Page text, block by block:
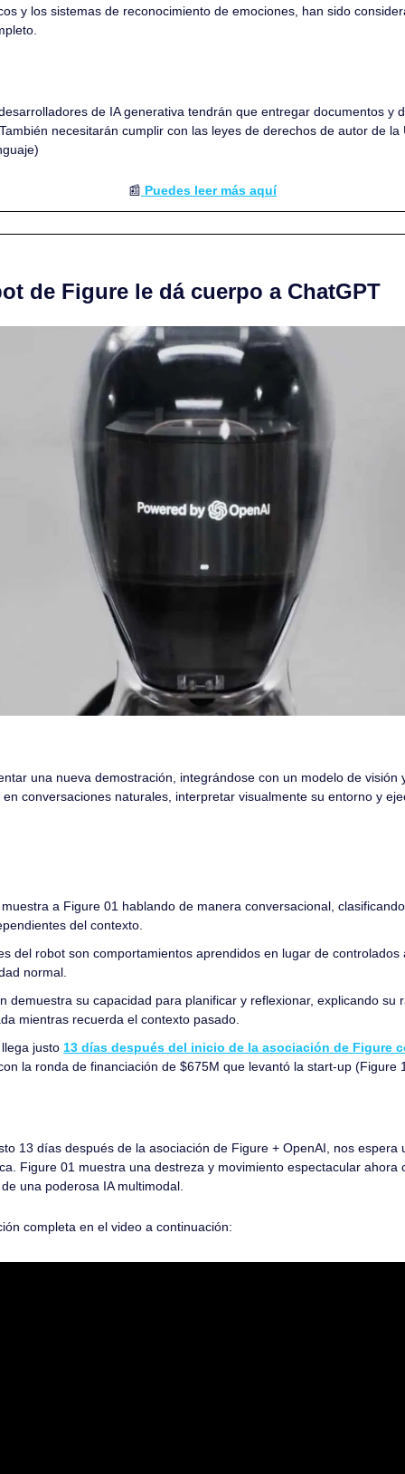
y los sistemas de reconocimiento de emociones, han sido
de IA generativa tendrán que entregar documentos y
necesitarán cumplir con las leyes de derechos de autor de
📰 Puedes leer más aquí
de Figure le dá cuerpo a ChatGPT
una nueva demostración, integrándose con un modelo de visión
conversaciones naturales, interpretar visualmente su entorno y
a Figure 01 hablando de manera conversacional,
del contexto.
del robot son comportamientos aprendidos en lugar de controlados
normal.
demuestra su capacidad para planificar y reflexionar, explicando su
mientras recuerda el contexto pasado.
justo 13 días después del inicio de la asociación de Figure
la ronda de financiación de $675M que levantó la start-up (Figure
13 días después de la asociación de Figure + OpenAI, nos espera
Figure 01 muestra una destreza y movimiento espectacular ahora
una poderosa IA multimodal.
completa en el video a continuación: